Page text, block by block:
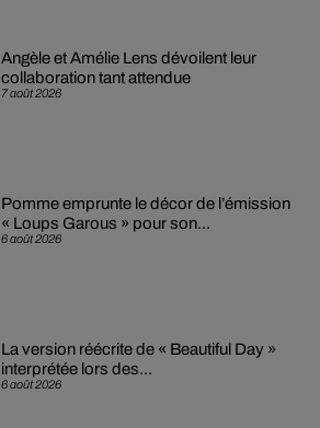
7 août 2026
Angèle et Amélie Lens dévoilent leur
collaboration tant attendue
6 août 2026
Pomme emprunte le décor de l’émission
« Loups Garous » pour son...
6 août 2026
La version réécrite de « Beautiful Day »
interprétée lors des...